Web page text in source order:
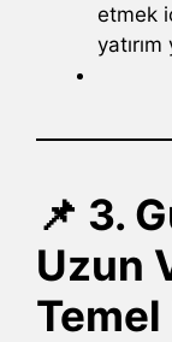
etmek
📌 3.
Uzun